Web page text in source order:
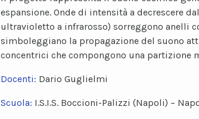
espansione. Onde di intensità a decrescere
ultravioletto a infrarosso) sorreggono anelli
simboleggiano la propagazione del suono
concentrici che compongono una partizione
Docenti: Dario Guglielmi
Scuola: I.S.I.S. Boccioni-Palizzi (Napoli) –